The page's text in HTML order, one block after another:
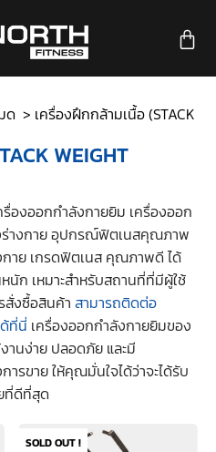
ด > เครื่องฝึกกล้ามเนื้อ (STACK
WEIGHT
องออกกำลังกายยิม เครื่องออก
ร่างกาย อุปกรณ์ฟิตเนสคุณภาพ
าย เกรดฟิตเนส คุณภาพดี ได้
นัก เหมาะสำหรับสถานที่ที่มีผู้ใช้
สั่งซื้อสินค้าสามารถติดต่อ
ที่นี่ เครื่องออกกำลังกายยิมของ
านง่าย ปลอดภัย และมี
รขาย ให้คุณมั่นใจได้ว่าจะได้รับ
ที่ดีที่สุด
SOLD OUT !